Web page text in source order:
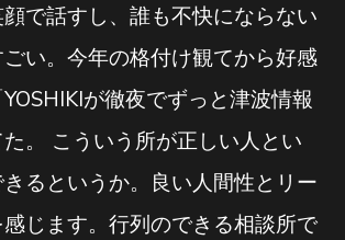
で話すし、誰も不快にならない
ごい。今年の格付け観てから好感
が徹夜でずっと津波情報
。 こういう所が正しい人とい
るというか。良い人間性とリー
じます。行列のできる相談所で